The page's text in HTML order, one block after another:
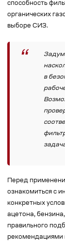
способность
органических
выборе СИЗ.
в
Перед
ознакомиться с
конкретных
ацетона,
правильного
рекомендациями